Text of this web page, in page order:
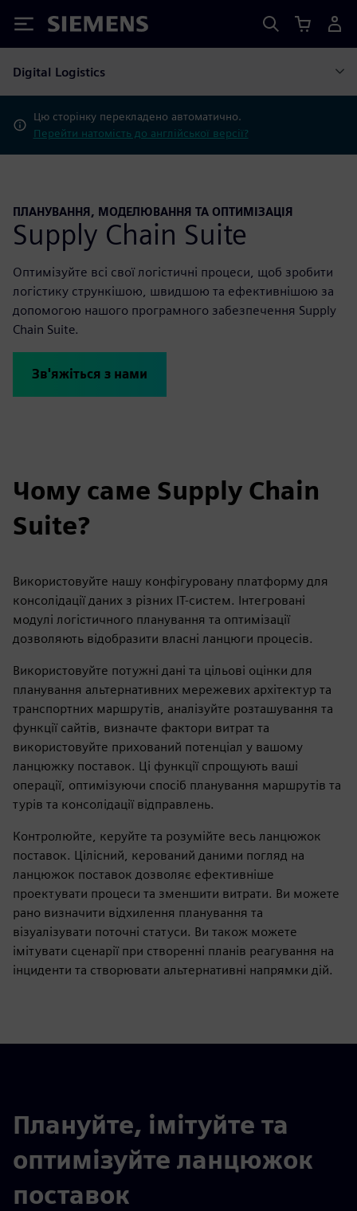
Siemens
Digital Logistics
Цю сторінку перекладено автоматично.
Перейти натомість до англійської версії?
ПЛАНУВАННЯ, МОДЕЛЮВАННЯ ТА ОПТИМІЗАЦІЯ
Supply Chain Suite
Оптимізуйте всі свої логістичні процеси, щоб зробити
логістику стрункішою, швидшою та ефективнішою за
допомогою нашого програмного забезпечення Supply
Chain Suite.
Зв'яжіться з нами
Чому саме Supply Chain
Suite?
Використовуйте нашу конфігуровану платформу для
консолідації даних з різних ІТ-систем. Інтегровані
модулі логістичного планування та оптимізації
дозволяють відобразити власні ланцюги процесів.
Використовуйте потужні дані та цільові оцінки для
планування альтернативних мережевих архітектур та
транспортних маршрутів, аналізуйте розташування та
функції сайтів, визначте фактори витрат та
використовуйте прихований потенціал у вашому
ланцюжку поставок. Ці функції спрощують ваші
операції, оптимізуючи спосіб планування маршрутів та
турів та консолідації відправлень.
Контролюйте, керуйте та розумійте весь ланцюжок
поставок. Цілісний, керований даними погляд на
ланцюжок поставок дозволяє ефективніше
проектувати процеси та зменшити витрати. Ви можете
рано визначити відхилення планування та
візуалізувати поточні статуси. Ви також можете
імітувати сценарії при створенні планів реагування на
інциденти та створювати альтернативні напрямки дій.
Плануйте, імітуйте та
оптимізуйте ланцюжок
поставок